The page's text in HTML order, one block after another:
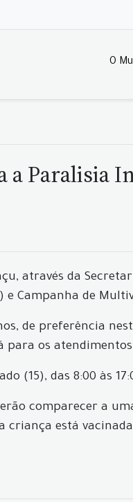
O
a Paralisia
através da
Campanha de
de preferência
os
(15), das 8:00 às
comparecer a
criança está